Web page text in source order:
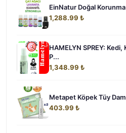
EinNatur Doğal
1,288.99 ₺
HAMELYN SPREY:
P...
1,348.99 ₺
Metapet Köpek Tüy
403.99 ₺